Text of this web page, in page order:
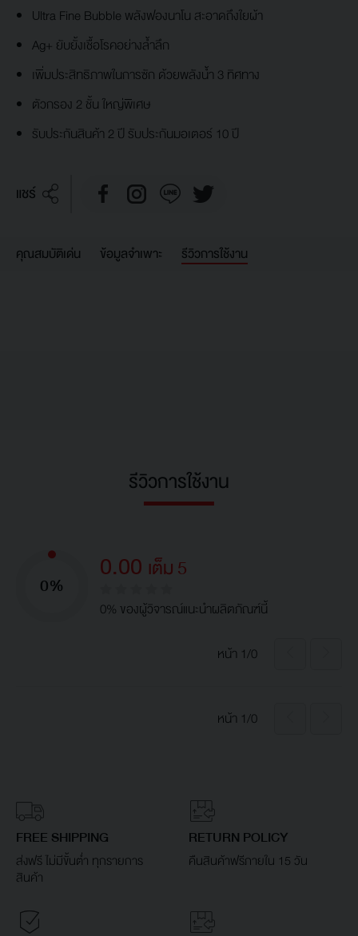
Ultra Fine Bubble พลังฟองนาโน สะอาดถึงใยผ้า
Ag+ ยับยั้งเชื้อโรคอย่างล้ำลึก
เพิ่มประสิทธิภาพในการซัก ด้วยพลังน้ำ 3 ทิศทาง
ตัวกรอง 2 ชั้น ใหญ่พิเศษ
รับประกันสินค้า 2 ปี รับประกันมอเตอร์ 10 ปี
แชร์
คุณสมบัติเด่น ข้อมูลจำเพาะ รีวิวการใช้งาน
รีวิวการใช้งาน
0% 0.00 เต็ม 5
0% ของผู้วิจารณ์แนะนำผลิตภัณฑ์นี้
หน้า 1/0
หน้า 1/0
FREE SHIPPING
ส่งฟรี ไม่มีขั้นต่ำ ทุกรายการ
สินค้า
RETURN POLICY
คืนสินค้าฟรีภายใน 15 วัน